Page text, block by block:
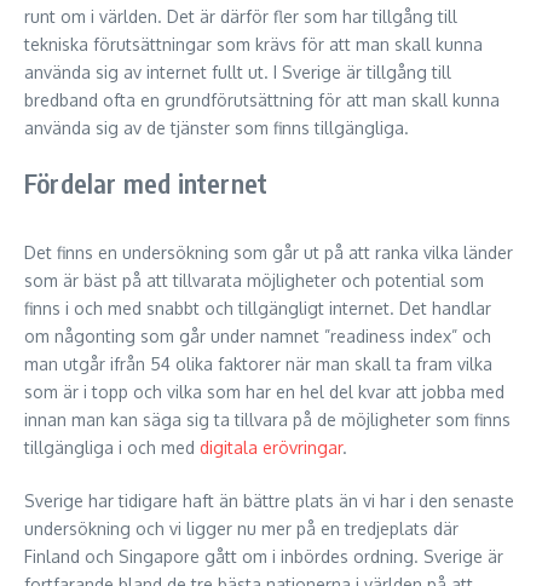
runt om i världen. Det är därför fler som har tillgång till
tekniska förutsättningar som krävs för att man skall kunna
använda sig av internet fullt ut. I Sverige är tillgång till
bredband ofta en grundförutsättning för att man skall kunna
använda sig av de tjänster som finns tillgängliga.
Fördelar med internet
Det finns en undersökning som går ut på att ranka vilka länder
som är bäst på att tillvarata möjligheter och potential som
finns i och med snabbt och tillgängligt internet. Det handlar
om någonting som går under namnet ”readiness index” och
man utgår ifrån 54 olika faktorer när man skall ta fram vilka
som är i topp och vilka som har en hel del kvar att jobba med
innan man kan säga sig ta tillvara på de möjligheter som finns
tillgängliga i och med digitala erövringar.
Sverige har tidigare haft än bättre plats än vi har i den senaste
undersökning och vi ligger nu mer på en tredjeplats där
Finland och Singapore gått om i inbördes ordning. Sverige är